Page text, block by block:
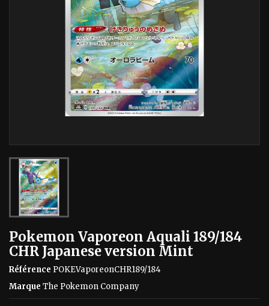
Pokemon Vaporeon Aquali 189/184
CHR Japanese version Mint
Référence POKEVaporeonCHR189/184
Marque The Pokemon Company